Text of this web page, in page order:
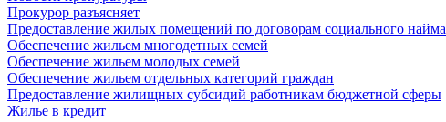
Прокурор разъясняет
Предоставление жилых помещений по договорам социального найма
Обеспечение жильем многодетных семей
Обеспечение жильем молодых семей
Обеспечение жильем отдельных категорий граждан
Предоставление жилищных субсидий работникам бюджетной сферы
Жилье в кредит